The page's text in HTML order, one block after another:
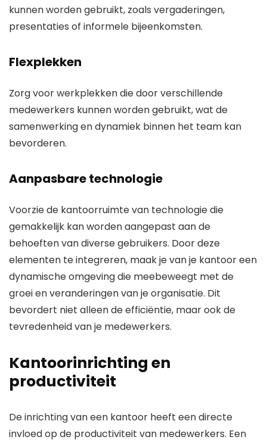
kunnen worden gebruikt, zoals vergaderingen,
presentaties of informele bijeenkomsten.
Flexplekken
Zorg voor werkplekken die door verschillende
medewerkers kunnen worden gebruikt, wat de
samenwerking en dynamiek binnen het team kan
bevorderen.
Aanpasbare technologie
Voorzie de kantoorruimte van technologie die
gemakkelijk kan worden aangepast aan de
behoeften van diverse gebruikers. Door deze
elementen te integreren, maak je van je kantoor een
dynamische omgeving die meebeweegt met de
groei en veranderingen van je organisatie. Dit
bevordert niet alleen de efficiëntie, maar ook de
tevredenheid van je medewerkers.
Kantoorinrichting en
productiviteit
De inrichting van een kantoor heeft een directe
invloed op de productiviteit van medewerkers. Een